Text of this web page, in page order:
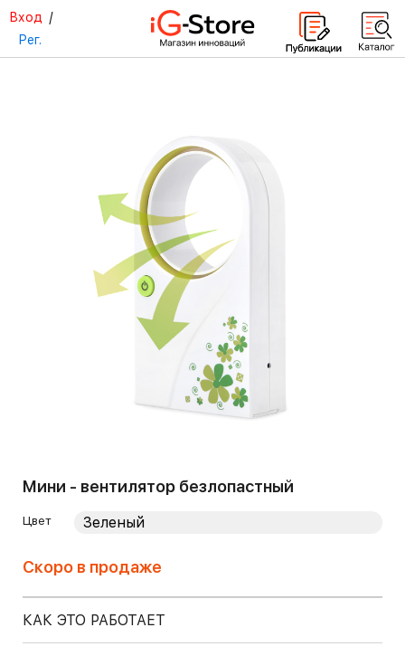
Вход /
Рег.
Мини - вентилятор безлопастный
Цвет
Скоро в продаже
КАК ЭТО РАБОТАЕТ